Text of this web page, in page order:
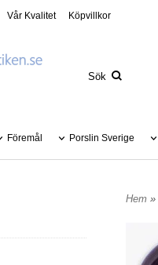
Vår Kvalitet Köpvillkor
Föremål Porslin Sverige
Hem »